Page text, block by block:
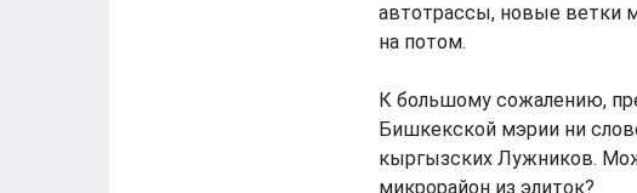
автотрассы, новые ветки
на потом.
К большому сожалению,
Бишкекской мэрии ни
кыргызских Лужников.
микрорайон из элиток?